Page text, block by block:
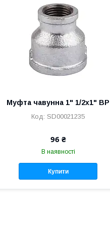
Муфта чавунна 1" 1/2х1" ВР
SD00021235
96 ₴
В наявності
Купити